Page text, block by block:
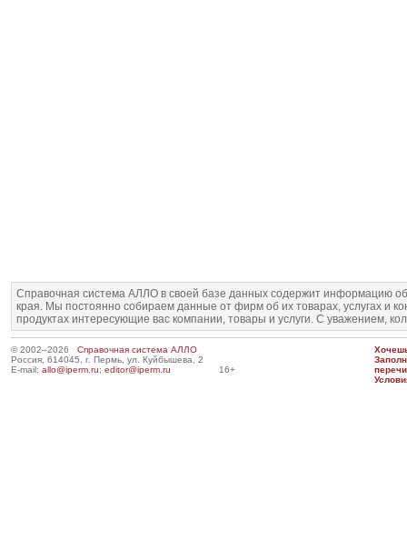
Справочная система АЛЛО в своей базе данных содержит информацию
края. Мы постоянно собираем данные от фирм об их товарах, услугах и
продуктах интересующие вас компании, товары и услуги. С уважением,
© 2002–2026 Справочная система АЛЛО
Россия, 614045, г. Пермь, ул. Куйбышева, 2
E-mail: allo@iperm.ru; editor@iperm.ru 16+